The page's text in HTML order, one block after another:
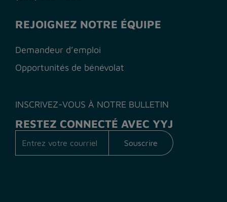
REJOIGNEZ NOTRE ÉQUIPE
Demandeur d’emploi
Opportunités de bénévolat
INSCRIVEZ-VOUS À NOTRE BULLETIN
RESTEZ CONNECTÉ AVEC YYJ